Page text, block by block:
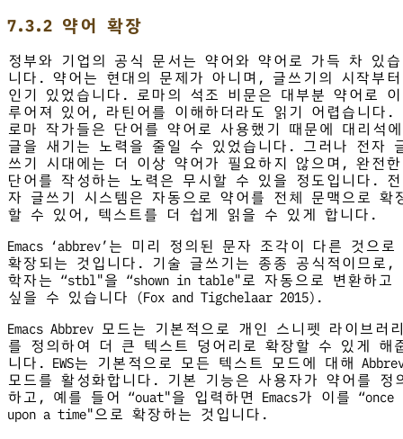
7.3.2 약어 확장
정부와 기업의 공식 문서는 약어와 약어로 가득 차 있습
니다. 약어는 현대의 문제가 아니며, 글쓰기의 시작부터
인기 있었습니다. 로마의 석조 비문은 대부분 약어로 이
루어져 있어, 라틴어를 이해하더라도 읽기 어렵습니다.
로마 작가들은 단어를 약어로 사용했기 때문에 대리석에
글을 새기는 노력을 줄일 수 있었습니다. 그러나 전자
쓰기 시대에는 더 이상 약어가 필요하지 않으며, 완전한
단어를 작성하는 노력은 무시할 수 있을 정도입니다. 전
자 글쓰기 시스템은 자동으로 약어를 전체 문맥으로 확
할 수 있어, 텍스트를 더 쉽게 읽을 수 있게 합니다.
Emacs ‘abbrev’는 미리 정의된 문자 조각이 다른 것으로
확장되는 것입니다. 기술 글쓰기는 종종 공식적이므로,
학자는 “stbl"을 “shown in table"로 자동으로 변환하고
싶을 수 있습니다 (Fox and Tigchelaar 2015).
Emacs Abbrev 모드는 기본적으로 개인 스니펫 라이브러
를 정의하여 더 큰 텍스트 덩어리로 확장할 수 있게 해
니다. EWS는 기본적으로 모든 텍스트 모드에 대해
모드를 활성화합니다. 기본 기능은 사용자가 약어를 정
하고, 예를 들어 “ouat"을 입력하면 Emacs가 이를 “once
upon a time"으로 확장하는 것입니다.